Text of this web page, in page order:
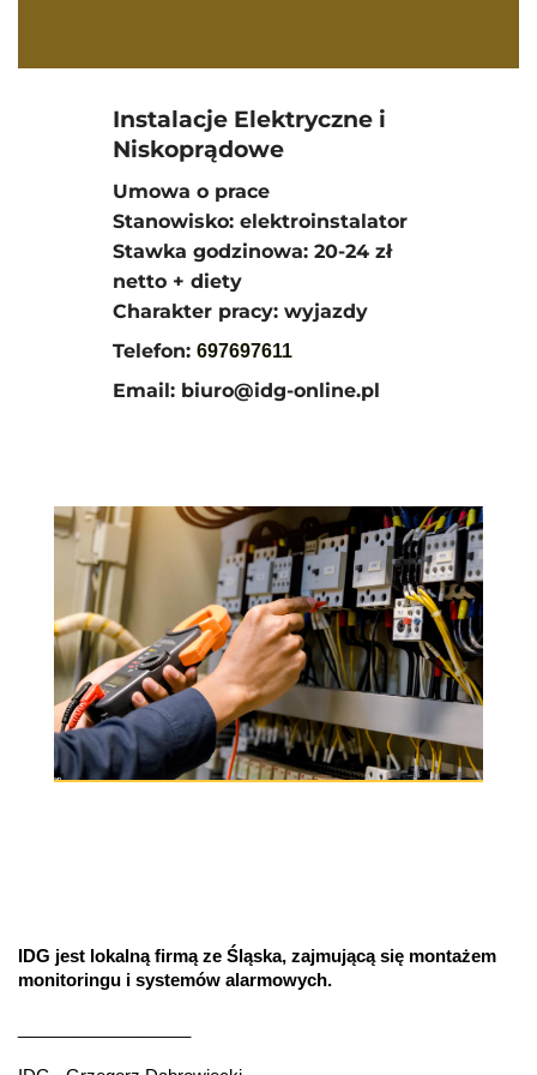
Instalacje Elektryczne i
Niskoprądowe
Umowa o prace
Stanowisko: elektroinstalator
Stawka godzinowa: 20-24 zł
netto + diety
Charakter pracy: wyjazdy
Telefon: 697697611
Email: biuro@idg-online.pl
IDG jest lokalną firmą ze Śląska, zajmującą się montażem
monitoringu i systemów alarmowych.